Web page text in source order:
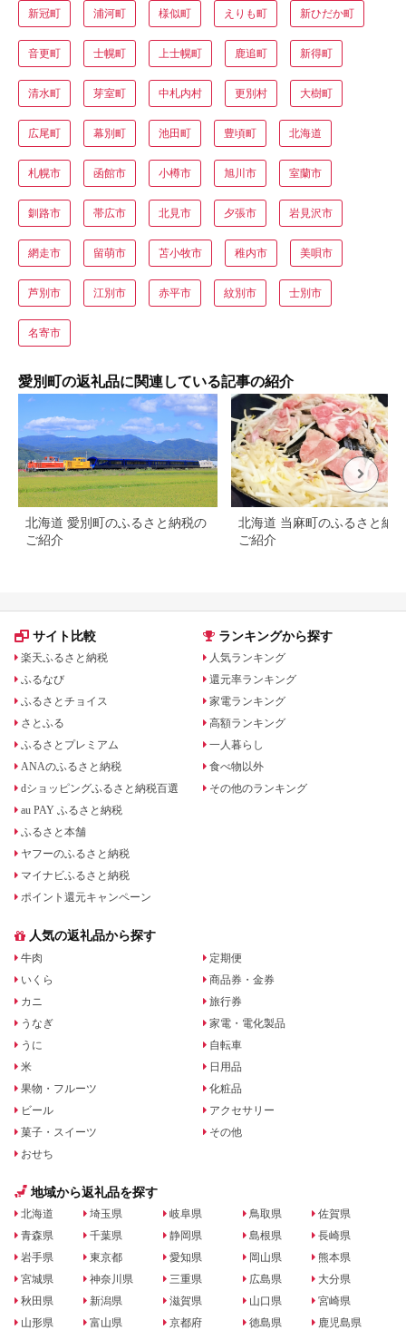
新冠町 浦河町 様似町 えりも町 新ひだか町
音更町 士幌町 上士幌町 鹿追町 新得町
清水町 芽室町 中札内村 更別村 大樹町
広尾町 幕別町 池田町 豊頃町 北海道
札幌市 函館市 小樽市 旭川市 室蘭市
釧路市 帯広市 北見市 夕張市 岩見沢市
網走市 留萌市 苫小牧市 稚内市 美唄市
芦別市 江別市 赤平市 紋別市 士別市
名寄市
愛別町の返礼品に関連している記事の紹介
北海道 愛別町のふるさと納税の
ご紹介
北海道 当麻町のふるさと納
ご紹介
サイト比較
楽天ふるさと納税
ふるなび
ふるさとチョイス
さとふる
ふるさとプレミアム
ANAのふるさと納税
dショッピングふるさと納税百選
au PAY ふるさと納税
ふるさと本舗
ヤフーのふるさと納税
マイナビふるさと納税
ポイント還元キャンペーン
ランキングから探す
人気ランキング
還元率ランキング
家電ランキング
高額ランキング
一人暮らし
食べ物以外
その他のランキング
人気の返礼品から探す
牛肉
いくら
カニ
うなぎ
うに
米
果物・フルーツ
ビール
菓子・スイーツ
おせち
定期便
商品券・金券
旅行券
家電・電化製品
自転車
日用品
化粧品
アクセサリー
その他
地域から返礼品を探す
北海道
青森県
岩手県
宮城県
秋田県
山形県
埼玉県
千葉県
東京都
神奈川県
新潟県
富山県
岐阜県
静岡県
愛知県
三重県
滋賀県
京都府
鳥取県
島根県
岡山県
広島県
山口県
徳島県
佐賀県
長崎県
熊本県
大分県
宮崎県
鹿児島県